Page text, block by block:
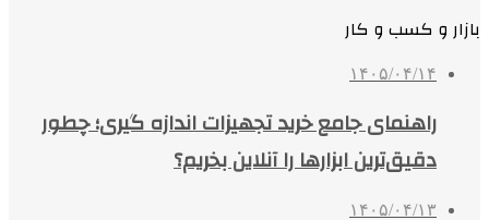
بازار و کسب و کار
۱۴۰۵/۰۴/۱۴
راهنمای جامع خرید تجهیزات اندازه گیری؛ چطور
دقیق‌ترین ابزارها را آنلاین بخریم؟
۱۴۰۵/۰۴/۱۳